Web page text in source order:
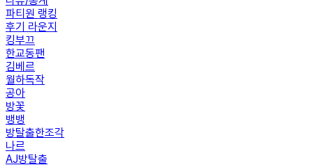
파티원 랭킹
후기 라운지
킹부끄
한교동팬
김베르
월하독작
공아
방꽃
뱅뱅
방탈출한조각
나르
AJ방탈출